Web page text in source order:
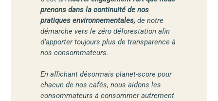
prenons dans la continuité de nos
pratiques environnementales,de notre
démarche vers le zéro déforestation afin
d’apporter toujours plus de transparence à
nos consommateurs.
En affichant désormais planet-score pour
chacun de nos cafés, nous aidons les
consommateurs à consommer autrement